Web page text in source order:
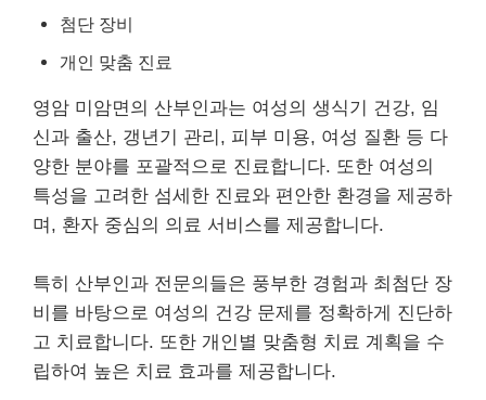
첨단 장비
개인 맞춤 진료
영암 미암면의 산부인과는 여성의 생식기 건강, 임
신과 출산, 갱년기 관리, 피부 미용, 여성 질환 등 다
양한 분야를 포괄적으로 진료합니다. 또한 여성의
특성을 고려한 섬세한 진료와 편안한 환경을 제공하
며, 환자 중심의 의료 서비스를 제공합니다.
특히 산부인과 전문의들은 풍부한 경험과 최첨단 장
비를 바탕으로 여성의 건강 문제를 정확하게 진단하
고 치료합니다. 또한 개인별 맞춤형 치료 계획을 수
립하여 높은 치료 효과를 제공합니다.